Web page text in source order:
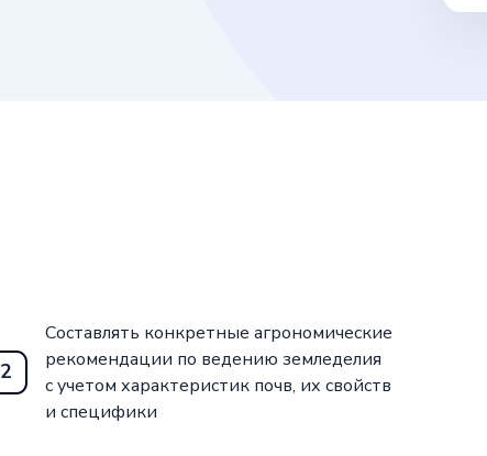
2
Составлять конкретные агрономические
рекомендации по ведению земледелия
с учетом характеристик почв, их свойств
и специфики